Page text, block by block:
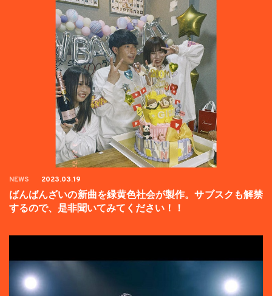
NEWS 2023.03.19
ばんばんざいの新曲を緑黄色社会が製作。サブスクも解禁
するので、是非聞いてみてください！！